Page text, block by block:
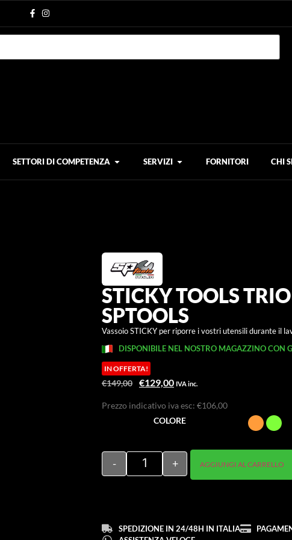
SETTORI DI COMPETENZA SERVIZI FORNITORI CHI
STICKY TOOLS
SPTOOLS
Vassoio STICKY per riporre i vostri utensili durante il
DISPONIBILE NEL NOSTRO MAGAZZINO CON
IN OFFERTA!
€149,00 €129,00 IVA inc.
Prezzo indicativo iva esc:€106,00
COLORE
- + AGGIUNGI AL CARRELLO
SPEDIZIONE IN 24/48H IN ITALIA